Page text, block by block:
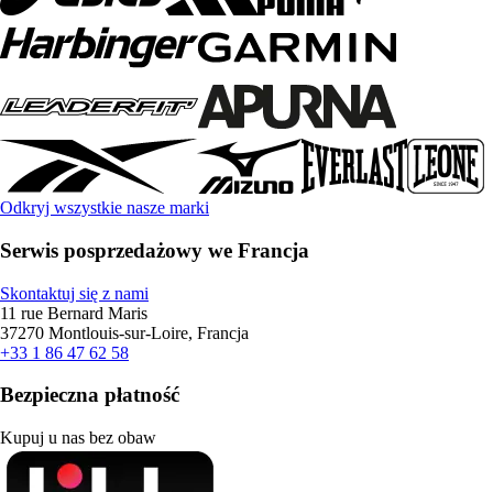
Odkryj wszystkie nasze marki
Serwis posprzedażowy we Francja
Skontaktuj się z nami
11 rue Bernard Maris
37270 Montlouis-sur-Loire, Francja
+33 1 86 47 62 58
Bezpieczna płatność
Kupuj u nas bez obaw